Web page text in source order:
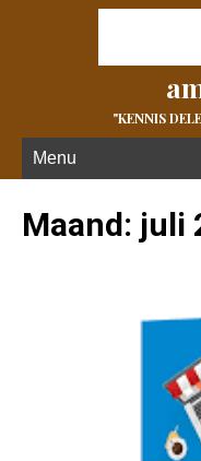
"KENNIS
Menu
Maand: juli